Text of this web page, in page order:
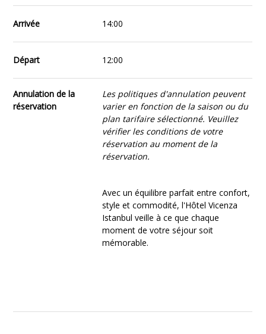
Arrivée 14:00
Départ 12:00
Annulation de la
réservation
Les politiques d'annulation peuvent
varier en fonction de la saison ou du
plan tarifaire sélectionné. Veuillez
vérifier les conditions de votre
réservation au moment de la
réservation.
Avec un équilibre parfait entre confort,
style et commodité, l'Hôtel Vicenza
Istanbul veille à ce que chaque
moment de votre séjour soit
mémorable.